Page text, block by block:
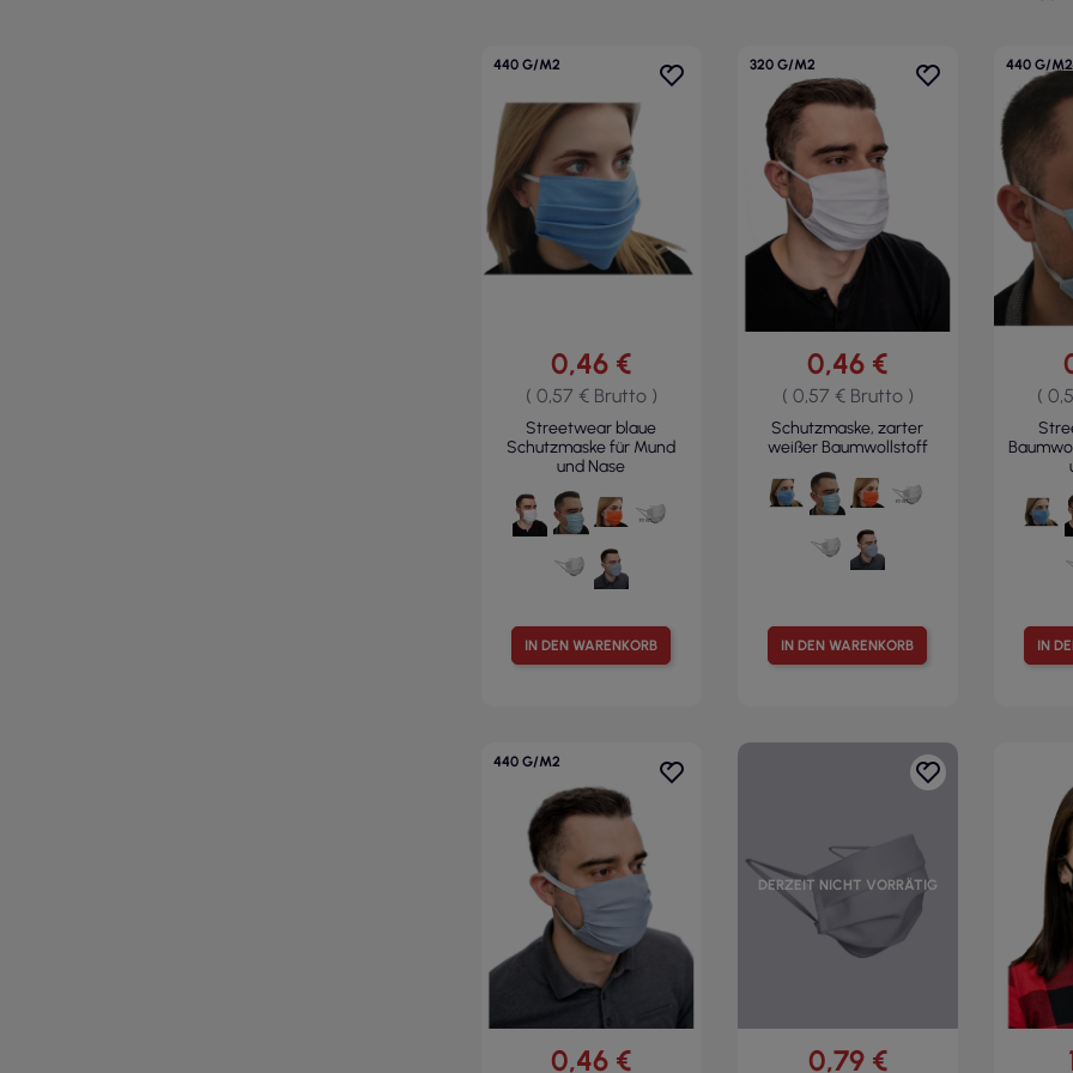
440 G/M2
IN DEN WARENKORB
0,46 €
( 0,57 € Brutto )
Streetwear blaue
Schutzmaske für Mund
und Nase
320 G/M2
IN DEN WARENKORB
0,46 €
( 0,57 € Brutto )
Schutzmaske, zarter
weißer Baumwollstoff
440 G/M2
IN
(
440 G/M2
0,46 €
DERZEIT NICHT VORRÄTIG
0,79 €